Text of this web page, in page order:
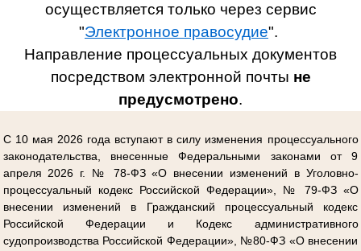
осуществляется только через сервис
"Электронное правосудие".
Направление процессуальных документов
посредством электронной почты не
предусмотрено.
С 10 мая 2026 года вступают в силу изменения процессуального
законодательства, внесенные Федеральными законами от 9
апреля 2026 г. № 78-ФЗ «О внесении изменений в Уголовно-
процессуальный кодекс Российской Федерации», № 79-ФЗ «О
внесении изменений в Гражданский процессуальный кодекс
Российской Федерации и Кодекс административного
судопроизводства Российской Федерации», №80-ФЗ «О внесении